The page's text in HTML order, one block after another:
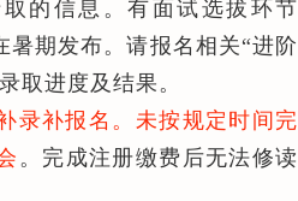
的信息。有面试选拔环节
暑期发布。请报名相关“进阶
取进度及结果。
录补报名。未按规定时间完
。完成注册缴费后无法修读